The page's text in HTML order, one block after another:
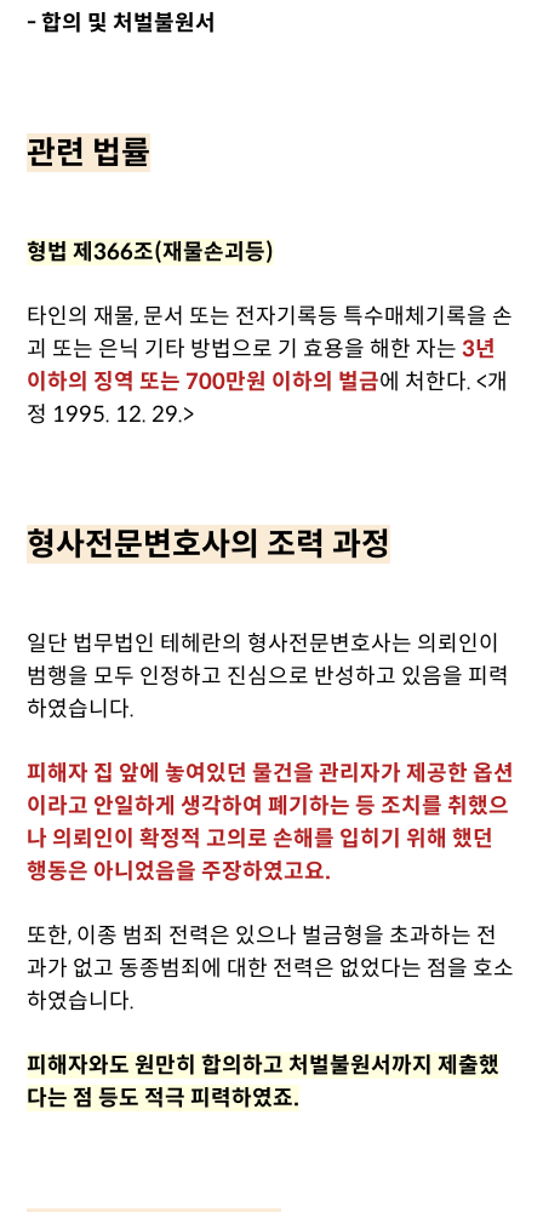
- 합의 및 처벌불원서
관련 법률
형법 제366조(재물손괴등)
타인의 재물, 문서 또는 전자기록등 특수매체기록을 손
괴 또는 은닉 기타 방법으로 기 효용을 해한 자는3년
이하의 징역 또는 700만원 이하의 벌금에 처한다. <개
정 1995. 12. 29.>
형사전문변호사의 조력 과정
일단 법무법인 테헤란의 형사전문변호사는 의뢰인이
범행을 모두 인정하고 진심으로 반성하고 있음을 피력
하였습니다.
피해자 집 앞에 놓여있던 물건을 관리자가 제공한 옵션
이라고 안일하게 생각하여 폐기하는 등 조치를 취했으
나 의뢰인이 확정적 고의로 손해를 입히기 위해 했던
행동은 아니었음을 주장하였고요.
또한, 이종 범죄 전력은 있으나 벌금형을 초과하는 전
과가 없고 동종범죄에 대한 전력은 없었다는 점을 호소
하였습니다.
피해자와도 원만히 합의하고 처벌불원서까지 제출했
다는 점 등도 적극 피력하였죠.